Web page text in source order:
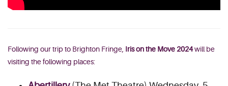
Following our trip to Brighton Fringe, Iris on the Move 2024will be
visiting the following places: